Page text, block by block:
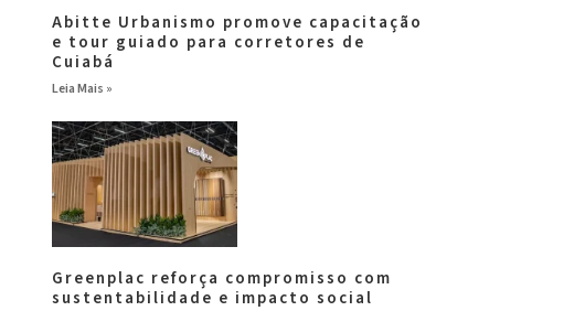
Abitte Urbanismo promove capacitação
e tour guiado para corretores de
Cuiabá
Leia Mais »
Greenplac reforça compromisso com
sustentabilidade e impacto social